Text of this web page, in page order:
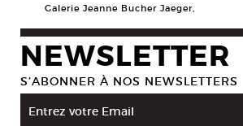
Galerie Jeanne Bucher Jaeger,
NEWSLETTER
S’ABONNER À NOS NEWSLETTERS